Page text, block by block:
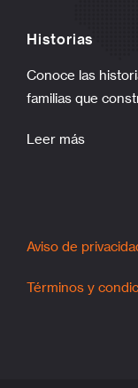
Historias
Conoce las
familias que
Leer más
Aviso de
Términos y